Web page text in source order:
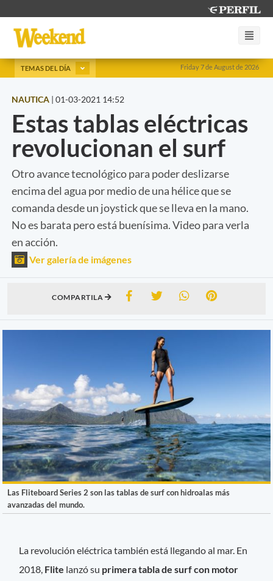
Friday 7 de August de 2026
TEMAS DEL DÍA
NAUTICA | 01-03-2021 14:52
Estas tablas eléctricas
revolucionan el surf
Otro avance tecnológico para poder deslizarse
encima del agua por medio de una hélice que se
comanda desde un joystick que se lleva en la mano.
No es barata pero está buenísima. Video para verla
en acción.
Ver galería de imágenes
COMPARTILA
Las Fliteboard Series 2 son las tablas de surf con hidroalas más
avanzadas del mundo.
La revolución eléctrica también está llegando al mar. En
2018, Flite lanzó su primera tabla de surf con motor